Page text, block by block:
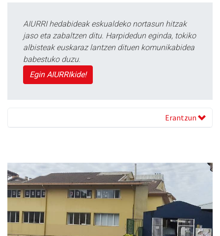
AIURRI hedabideak eskualdeko nortasun hitzak
jaso eta zabaltzen ditu. Harpidedun eginda, tokiko
albisteak euskaraz lantzen dituen komunikabidea
babestuko duzu.
Egin AIURRIkide!
Erantzun